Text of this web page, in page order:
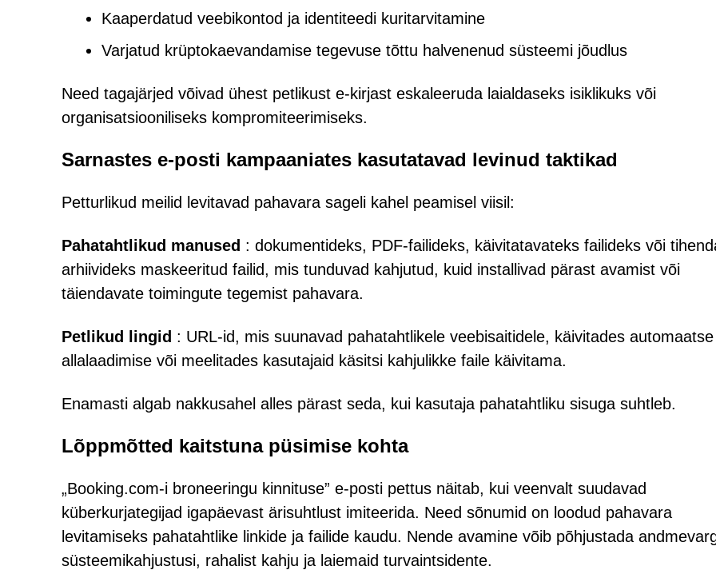
Kaaperdatud veebikontod ja identiteedi kuritarvitamine
Varjatud krüptokaevandamise tegevuse tõttu halvenenud süsteemi jõudlus
Need tagajärjed võivad ühest petlikust e-kirjast eskaleeruda laialdaseks isiklikuks või
organisatsiooniliseks kompromiteerimiseks.
Sarnastes e-posti kampaaniates kasutatavad levinud taktikad
Petturlikud meilid levitavad pahavara sageli kahel peamisel viisil:
Pahatahtlikud manused : dokumentideks, PDF-failideks, käivitatavateks failideks või
arhiivideks maskeeritud failid, mis tunduvad kahjutud, kuid installivad pärast avamist või
täiendavate toimingute tegemist pahavara.
Petlikud lingid : URL-id, mis suunavad pahatahtlikele veebisaitidele, käivitades automaatse
allalaadimise või meelitades kasutajaid käsitsi kahjulikke faile käivitama.
Enamasti algab nakkusahel alles pärast seda, kui kasutaja pahatahtliku sisuga suhtleb.
Lõppmõtted kaitstuna püsimise kohta
„Booking.com-i broneeringu kinnituse” e-posti pettus näitab, kui veenvalt suudavad
küberkurjategijad igapäevast ärisuhtlust imiteerida. Need sõnumid on loodud pahavara
levitamiseks pahatahtlike linkide ja failide kaudu. Nende avamine võib põhjustada
süsteemikahjustusi, rahalist kahju ja laiemaid turvaintsidente.